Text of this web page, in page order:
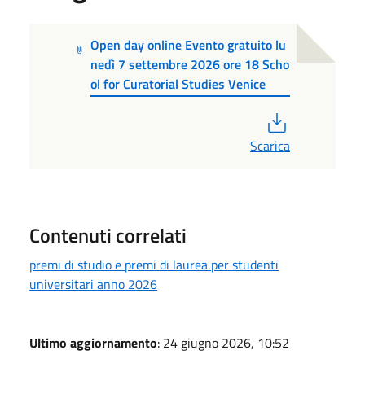
Open day online Evento gratuito lu
nedì 7 settembre 2026 ore 18 Scho
ol for Curatorial Studies Venice
Scarica
Contenuti correlati
premi di studio e premi di laurea per studenti
universitari anno 2026
Ultimo aggiornamento: 24 giugno 2026, 10:52